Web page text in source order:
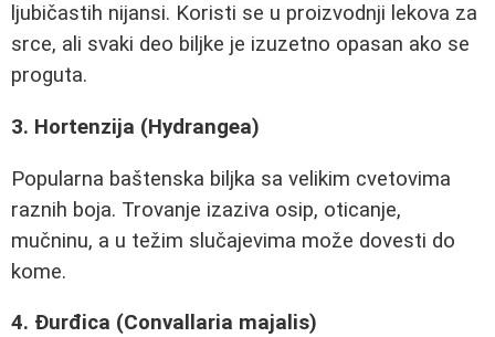
ljubičastih nijansi. Koristi se u proizvodnji lekova za
srce, ali svaki deo biljke je izuzetno opasan ako se
proguta.
3. Hortenzija (Hydrangea)
Popularna baštenska biljka sa velikim cvetovima
raznih boja. Trovanje izaziva osip, oticanje,
mučninu, a u težim slučajevima može dovesti do
kome.
4. Đurđica (Convallaria majalis)